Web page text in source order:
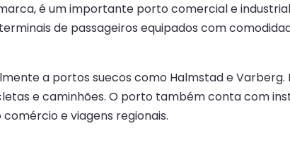
é um importante porto comercial e
de passageiros equipados com
a portos suecos como Halmstad e Varberg.
e caminhões. O porto também conta com
e viagens regionais.